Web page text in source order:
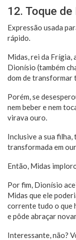
12. Toque
Expressão usada
rápido.
Midas, rei da Frígia,
Dionísio (também
dom de transformar
Porém, se
nem beber e nem
virava ouro.
Inclusive a sua filha,
transformada em
Então, Midas
Por fim, Dionísio
Midas que ele
corrente tudo o que
e pôde abraçar
Interessante, não?